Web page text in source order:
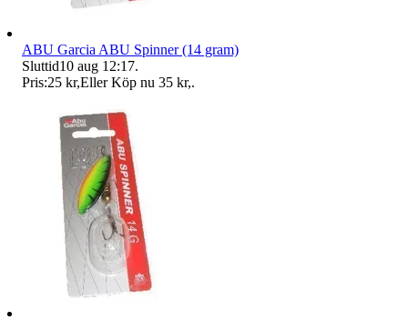
ABU Garcia ABU Spinner (14 gram)
Sluttid10 aug 12:17.
Pris:25 kr,Eller Köp nu 35 kr,.